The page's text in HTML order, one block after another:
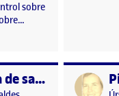
sobre
Pictorial: puerta de salida y entrada al TFG Publicat